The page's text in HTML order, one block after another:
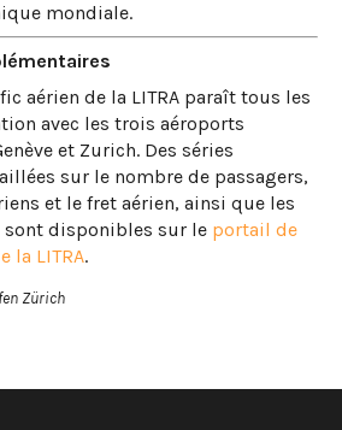
mondiale.
aérien de la LITRA paraît tous les
avec les trois aéroports
et Zurich. Des séries
sur le nombre de passagers,
et le fret aérien, ainsi que les
disponibles sur le portail de
la LITRA.
Zürich